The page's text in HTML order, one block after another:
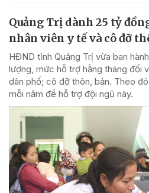
Quảng Trị dành 25 tỷ
nhân viên y tế và cô đỡ
HĐND tỉnh Quảng Trị vừa ban
lượng, mức hỗ trợ hằng tháng đối
dân phố; cô đỡ thôn, bản. Theo
mỗi năm để hỗ trợ đội ngũ này.